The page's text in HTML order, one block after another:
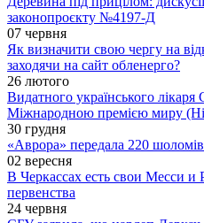
законопроєкту №4197-Д
07 червня
Як визначити свою чергу на
заходячи на сайт обленерго?
26 лютого
Видатного українського
Міжнародною премією миру
30 грудня
«Аврора» передала 220
02 вересня
В Черкассах есть свои Месси и
первенства
24 червня